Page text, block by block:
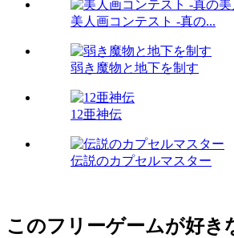
美人画コンテスト -真の...
弱き魔物と地下を制す
12亜神伝
伝説のカプセルマスター
このフリーゲームが好き